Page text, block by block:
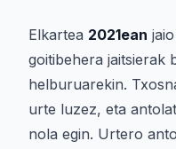
Elkartea 2021ean
goitibehera jaitsierak
helburuarekin.
urte luzez, eta
nola egin. Urtero